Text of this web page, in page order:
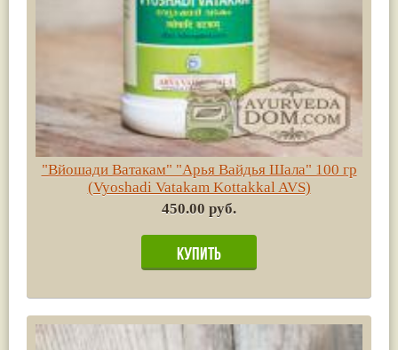
"Вйошади Ватакам" "Арья Вайдья Шала" 100 гр
(Vyoshadi Vatakam Kottakkal AVS)
450.00 руб.